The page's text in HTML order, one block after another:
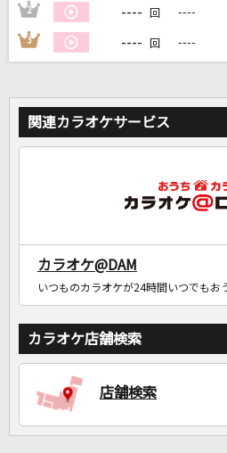
カラオケをもっと楽
自宅でカラオケ歌
家族や友達と一緒に！
2 ---- 回 ----
3 ---- 回 ----
関連カラオケサービス
カラオケ@DAM
いつものカラオケが24時間いつでもお
カラオケ店舗検索
店舗検索